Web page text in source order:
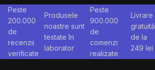
Peste
200.000
de
recenzii
verificate
Produsele
noastre sunt
testate în
laborator
Peste
900.000
de
comenzi
realizate
Livrare
gratuită
de la
249 lei